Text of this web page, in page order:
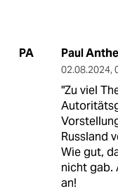
PA Paul
02.08.2024,
"Zu viel
Russland
Wie gut,
nicht gab.
an!